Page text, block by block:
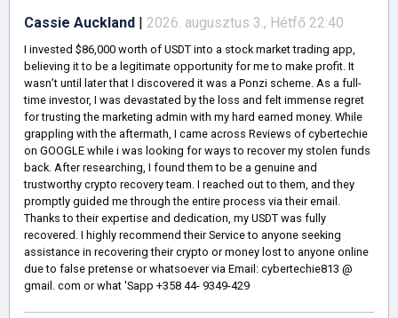
Cassie Auckland | 2026. augusztus 3., Hétfő 22:40
I invested $86,000 worth of USDT into a stock market trading app,
believing it to be a legitimate opportunity for me to make profit. It
wasn’t until later that I discovered it was a Ponzi scheme. As a full-
time investor, I was devastated by the loss and felt immense regret
for trusting the marketing admin with my hard earned money. While
grappling with the aftermath, I came across Reviews of cybertechie
on GOOGLE while i was looking for ways to recover my stolen funds
back. After researching, I found them to be a genuine and
trustworthy crypto recovery team. I reached out to them, and they
promptly guided me through the entire process via their email.
Thanks to their expertise and dedication, my USDT was fully
recovered. I highly recommend their Service to anyone seeking
assistance in recovering their crypto or money lost to anyone online
due to false pretense or whatsoever via Email: cybertechie813 @
gmail. com or what 'Sapp +358 44- 9349-429